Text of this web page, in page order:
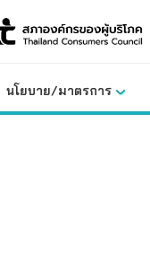
นโยบาย/มาตรการ